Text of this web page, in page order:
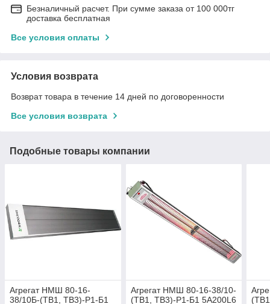
Безналичный расчет. При сумме заказа от 100 000тг
доставка бесплатная
Все условия оплаты
Условия возврата
Возврат товара в течение 14 дней по договоренности
Все условия возврата
Подобные товары компании
Агрегат НМШ 80-16-
38/10Б-(ТВ1, ТВ3)-Р1-Б1
Агрегат НМШ 80-16-38/10-
(ТВ1, ТВ3)-Р1-Б1 5А200L6